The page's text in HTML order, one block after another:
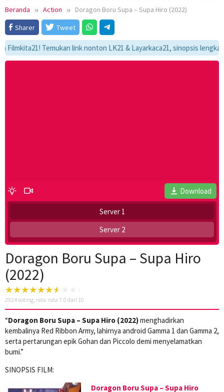
Beranda Action
Doragon Boru Supa – Supa Hiro (2022)
Sharer
Tweet
Temukan link nonton LK21 & Layarkaca21, sinopsis
Download
Server 1
Server 2
Doragon Boru Supa – Supa Hiro
(2022)
2924voting, rata-rata 7.0 dari 10
“Doragon Boru Supa – Supa Hiro (2022)menghadirkan
kembalinya Red Ribbon Army, lahirnya android Gamma 1 dan Gamma 2,
serta pertarungan epik Gohan dan Piccolo demi menyelamatkan
bumi.”
SINOPSIS FILM:
Doragon Boru Supa – Supa Hiro